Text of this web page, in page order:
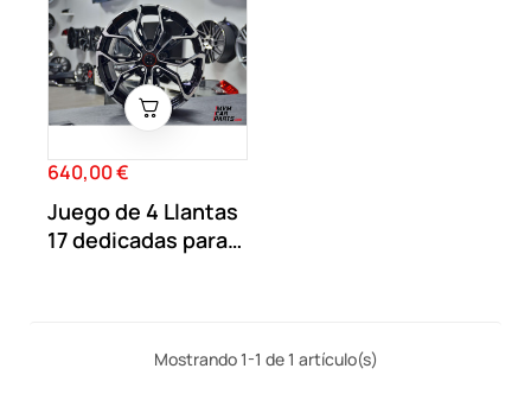
Precio
640,00 €
Juego de 4 Llantas
17 dedicadas para
Mostrando 1-1 de 1 artículo(s)